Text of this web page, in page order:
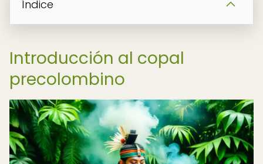
Índice
Introducción al copal
precolombino